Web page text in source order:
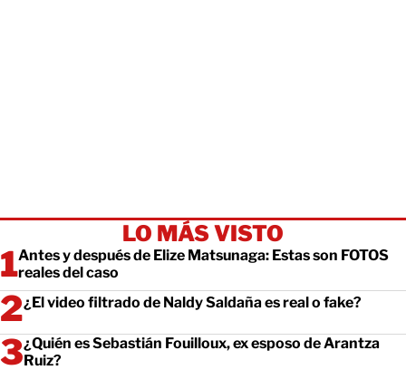
LO MÁS VISTO
Antes y después de Elize Matsunaga: Estas son FOTOS
reales del caso
¿El video filtrado de Naldy Saldaña es real o fake?
¿Quién es Sebastián Fouilloux, ex esposo de Arantza
Ruiz?